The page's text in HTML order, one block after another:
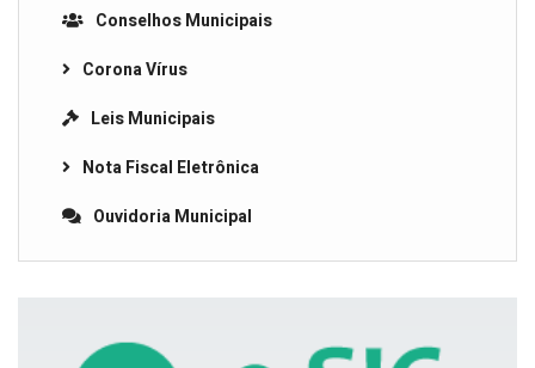
Conselhos Municipais
Corona Vírus
Leis Municipais
Nota Fiscal Eletrônica
Ouvidoria Municipal